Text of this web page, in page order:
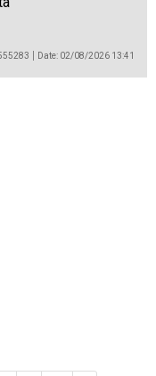
Date: 02/08/2026 13:41